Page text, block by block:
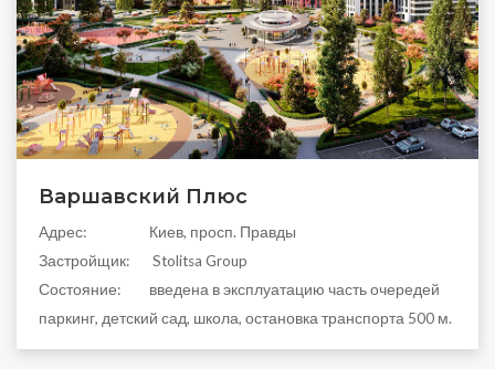
Варшавский Плюс
Aдрес:
Киев, просп. Правды
Застройщик:
Stolitsa Group
Состояние:
введена в эксплуатацию часть очередей
паркинг, детский сад, школа, остановка транспорта 500 м.